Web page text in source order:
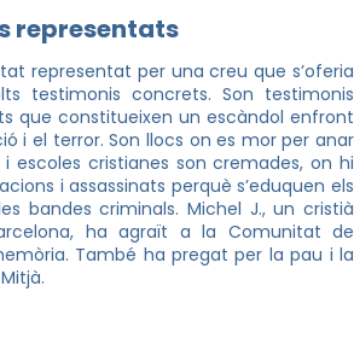
representats
representat per una creu que s’oferia
testimonis concrets. Son testimonis
que constitueixen un escàndol enfront
i el terror. Son llocs on es mor per anar
i escoles cristianes son cremades, on hi
i assassinats perquè s’eduquen els
bandes criminals. Michel J., un cristià
ha agraït a la Comunitat de
També ha pregat per la pau i la